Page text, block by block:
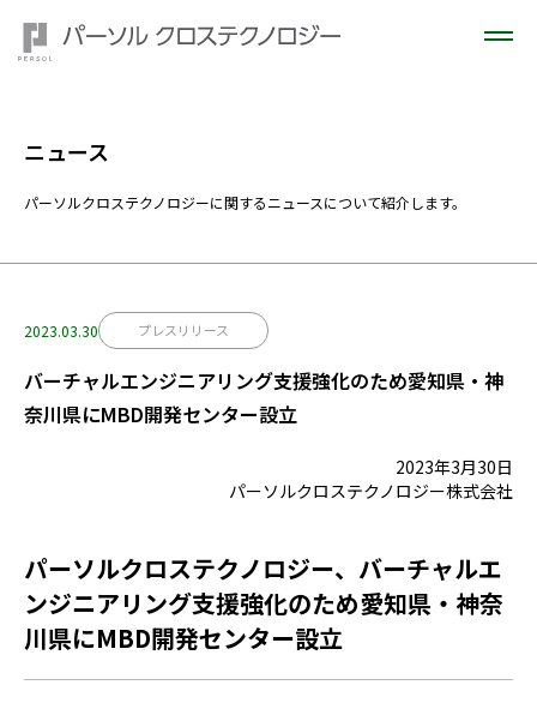
ニュース
パーソルクロステクノロジーに関するニュースについて紹介します。
2023.03.30 プレスリリース
バーチャルエンジニアリング支援強化のため愛知県・神
奈川県にMBD開発センター設立
2023年3月30日
パーソルクロステクノロジー株式会社
パーソルクロステクノロジー、バーチャルエ
ンジニアリング支援強化のため愛知県・神奈
川県にMBD開発センター設立